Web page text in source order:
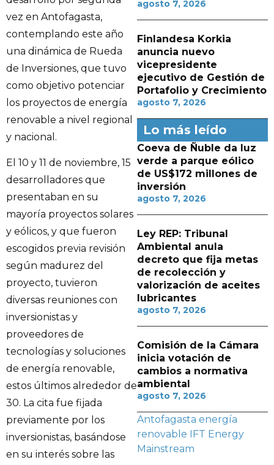
vez en Antofagasta,
contemplando este año
una dinámica de Rueda
de Inversiones, que tuvo
como objetivo potenciar
los proyectos de energía
renovable a nivel regional
y nacional.
El 10 y 11 de noviembre, 15
desarrolladores que
presentaban en su
mayoría proyectos solares
y eólicos, y que fueron
escogidos previa revisión
según madurez del
proyecto, tuvieron
diversas reuniones con
inversionistas y
proveedores de
tecnologías y soluciones
de energía renovable,
estos últimos alrededor de
30. La cita fue fijada
previamente por los
inversionistas, basándose
en su interés sobre las
agosto 7, 2026
Finlandesa Korkia
anuncia nuevo
vicepresidente
ejecutivo de Gestión de
Portafolio y Crecimiento
agosto 7, 2026
Lo más leído
Coeva de Ñuble da luz
verde a parque eólico
de US$172 millones de
inversión
agosto 7, 2026
Ley REP: Tribunal
Ambiental anula
decreto que fija metas
de recolección y
valorización de aceites
lubricantes
agosto 7, 2026
Comisión de la Cámara
inicia votación de
cambios a normativa
ambiental
agosto 7, 2026
Antofagasta energía
renovable IFT Energy
Mainstream